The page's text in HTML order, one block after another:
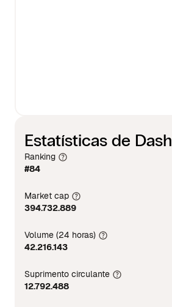
Estatísticas de Dash
Ranking
#84
Market cap
394.732.889
Volume (24 horas)
42.216.143
Suprimento circulante
12.792.488